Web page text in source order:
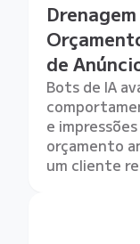
de
Bots de IA
e
orçamento
um cliente